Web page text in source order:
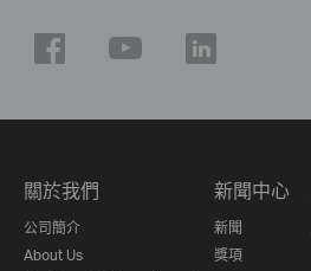
關於我們
公司簡介
About Us
新聞中心
新聞
獎項